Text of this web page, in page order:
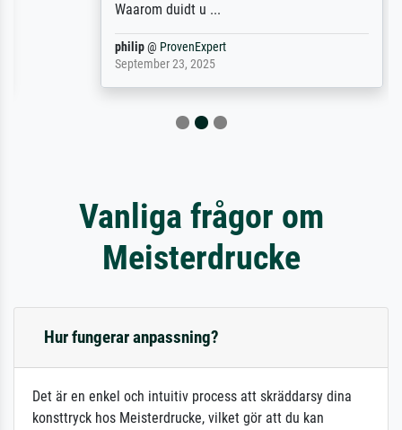
Waarom duidt u ...
@ProvenExpert
September 23, 2025
Vanliga frågor om
Meisterdrucke
Hur fungerar anpassning?
Det är en enkel och intuitiv process att skräddarsy dina
konsttryck hos Meisterdrucke, vilket gör att du kan